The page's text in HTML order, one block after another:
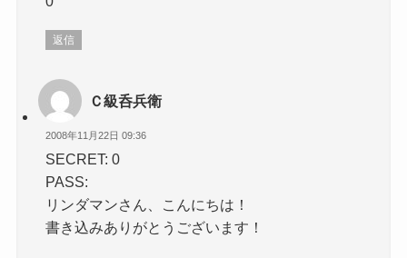
返信
Ｃ級呑兵衛
2008年11月22日 09:36
SECRET: 0
PASS:
リンダマンさん、こんにちは！
書き込みありがとうございます！